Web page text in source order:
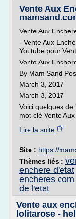
Vente Aux
Vente Aux
- Vente Aux
Youtube pour
Vente Aux
By Mam Sand
March 3, 2017
March 3, 2017
Voici quelques
mot-clé Vente Aux
Lire la suite
Site : https://
Thèmes liés :
enchere d'etat
encheres com
de l'etat
Vente aux
lolitarose -